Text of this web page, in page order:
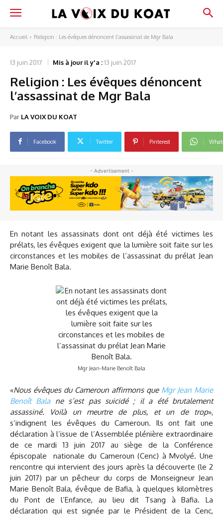
Accueil Religion : Les évêques dénoncent l’assassinat de Mgr Bala
13 juin 2017 Mis à jour il y'a :13 juin 2017
Religion : Les évêques dénoncent
l’assassinat de Mgr Bala
Par LA VOIX DU KOAT
Facebook Twitter Pinterest
- Advertisement -
En notant les assassinats dont ont déjà été victimes les
prélats, les évêques exigent que la lumière soit faite sur les
circonstances et les mobiles de l’assassinat du prélat Jean
Marie Benoît Bala.
Mgr Jean-Marie Benoît Bala
«Nous évêques du Cameroun affirmons que Mgr Jean Marie
Benoît Balane s’est pas suicidé ; il a été brutalement
assassiné. Voilà un meurtre de plus, et un de trop»,
s’indignent les évêques du Cameroun. Ils ont fait une
déclaration à l’issue de l’Assemblée plénière extraordinaire
de ce mardi 13 juin 2017 au siège de la Conférence
épiscopale nationale du Cameroun (Cenc) à Mvolyé. Une
rencontre qui intervient des jours après la découverte (le 2
juin 2017) par un pêcheur du corps de Monseigneur Jean
Marie Benoît Bala, évêque de Bafia, à quelques kilomètres
du Pont de l’Enfance, au lieu dit Tsang à Bafia. La
déclaration qui est signée par le Président de la Cenc,